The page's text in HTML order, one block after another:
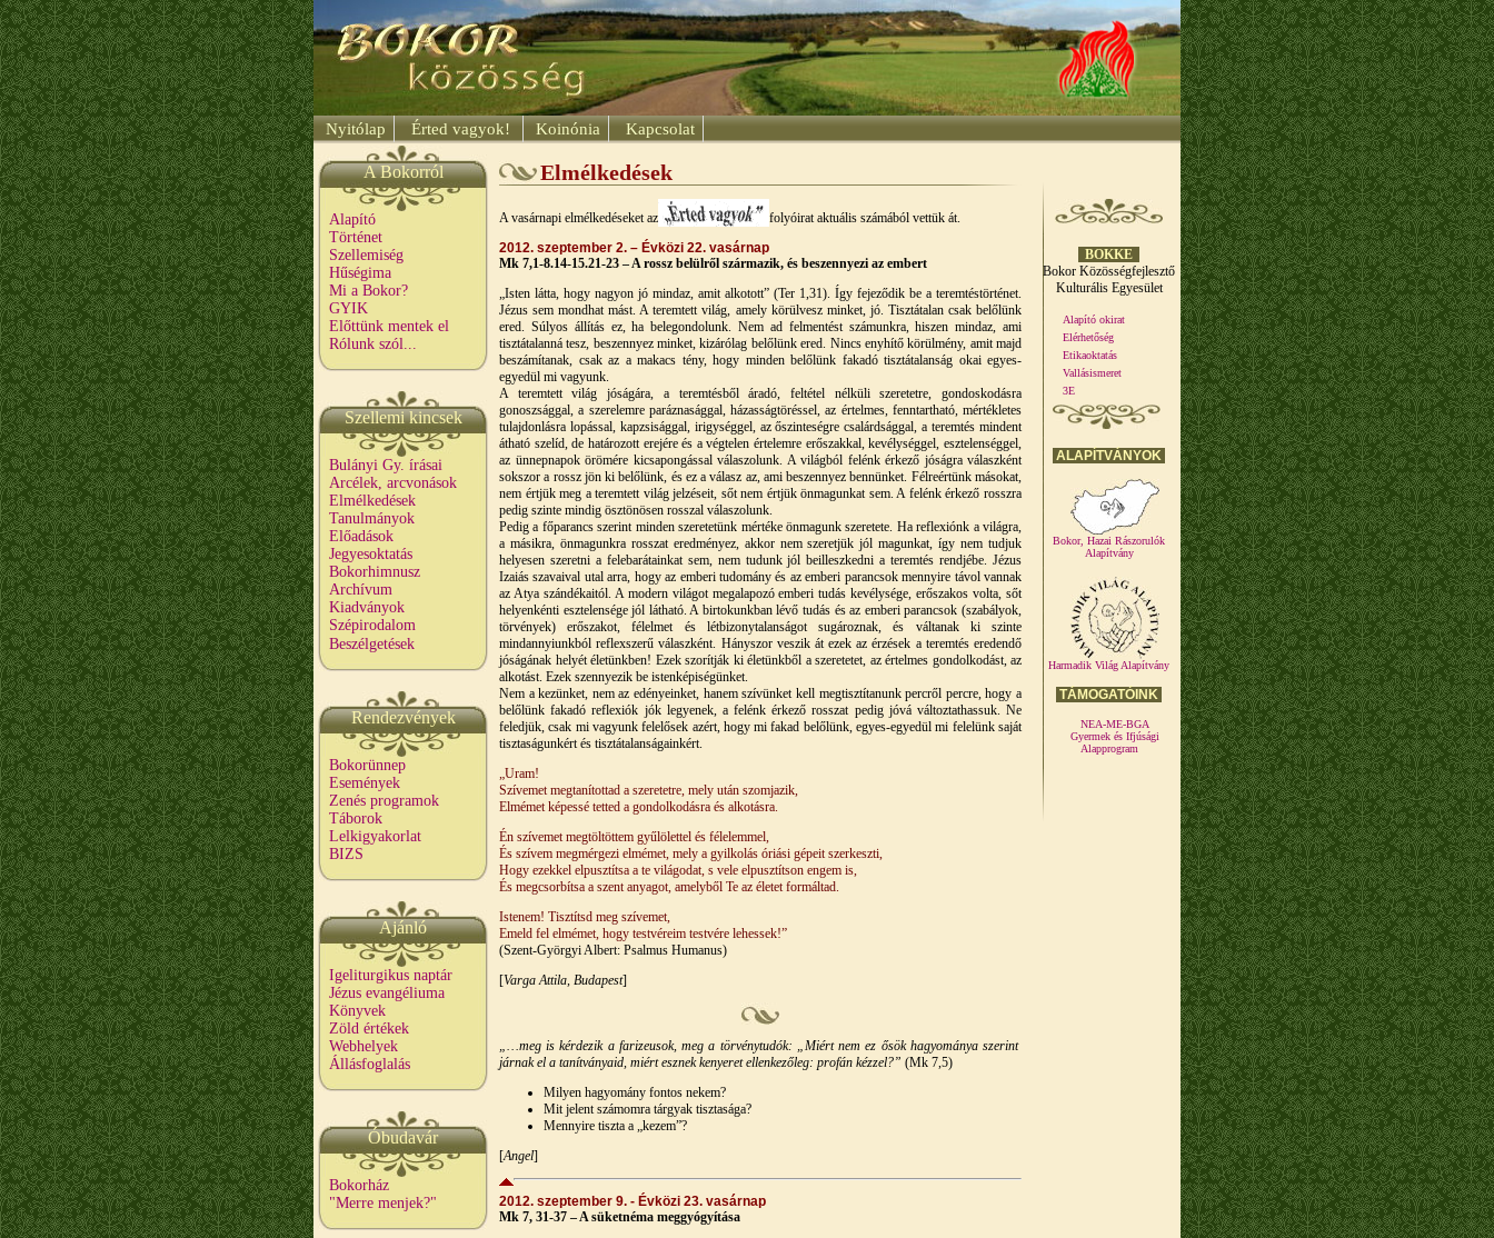
Nyitólap Érted vagyok! Koinónia Kapcsolat
A Bokorról
Alapító
Történet
Szellemiség
Hűségima
Mi a Bokor?
GYIK
Előttünk mentek el
Rólunk szól...
Szellemi kincsek
Bulányi Gy. írásai
Arcélek, arcvonások
Elmélkedések
Tanulmányok
Előadások
Jegyesoktatás
Bokorhimnusz
Archívum
Kiadványok
Szépirodalom
Beszélgetések
Rendezvények
Bokorünnep
Események
Zenés programok
Táborok
Lelkigyakorlat
BIZS
Ajánló
Igeliturgikus naptár
Jézus evangéliuma
Könyvek
Zöld értékek
Webhelyek
Állásfoglalás
Óbudavár
Bokorház
"Merre menjek?"
Elmélkedések
A vasárnapi elmélkedéseket az
folyóirat aktuális számából vettük át.
2012. szeptember 2. – Évközi 22. vasárnap
Mk 7,1-8.14-15.21-23 – A rossz belülről származik, és beszennyezi az embert
„Isten látta, hogy nagyon jó mindaz, amit alkotott” (Ter 1,31). Így fejeződik be a teremtéstörténet.
Jézus sem mondhat mást. A teremtett világ, amely körülvesz minket, jó. Tisztátalan csak belőlünk
ered. Súlyos állítás ez, ha belegondolunk. Nem ad felmentést számunkra, hiszen mindaz, ami
tisztátalanná tesz, beszennyez minket, kizárólag belőlünk ered. Nincs enyhítő körülmény, amit majd
beszámítanak, csak az a makacs tény, hogy minden belőlünk fakadó tisztátalanság okai egyes-
egyedül mi vagyunk.
A teremtett világ jóságára, a teremtésből áradó, feltétel nélküli szeretetre, gondoskodásra
gonoszsággal, a szerelemre paráznasággal, házasságtöréssel, az értelmes, fenntartható, mértékletes
tulajdonlásra lopással, kapzsisággal, irigységgel, az őszinteségre csalárdsággal, a teremtés mindent
átható szelíd, de határozott erejére és a végtelen értelemre erőszakkal, kevélységgel, esztelenséggel,
az ünnepnapok örömére kicsapongással válaszolunk. A világból felénk érkező jóságra válaszként
sokszor a rossz jön ki belőlünk, és ez a válasz az, ami beszennyez bennünket. Félreértünk másokat,
nem értjük meg a teremtett világ jelzéseit, sőt nem értjük önmagunkat sem. A felénk érkező rosszra
pedig szinte mindig ösztönösen rosszal válaszolunk.
Pedig a főparancs szerint minden szeretetünk mértéke önmagunk szeretete. Ha reflexiónk a világra,
a másikra, önmagunkra rosszat eredményez, akkor nem szeretjük jól magunkat, így nem tudjuk
helyesen szeretni a felebarátainkat sem, nem tudunk jól beilleszkedni a teremtés rendjébe. Jézus
Izaiás szavaival utal arra, hogy az emberi tudomány és az emberi parancsok mennyire távol vannak
az Atya szándékaitól. A modern világot megalapozó emberi tudás kevélysége, erőszakos volta, sőt
helyenkénti esztelensége jól látható. A birtokunkban lévő tudás és az emberi parancsok (szabályok,
törvények) erőszakot, félelmet és létbizonytalanságot sugároznak, és váltanak ki szinte
mindannyiunkból reflexszerű válaszként. Hányszor veszik át ezek az érzések a teremtés eredendő
jóságának helyét életünkben! Ezek szorítják ki életünkből a szeretetet, az értelmes gondolkodást, az
alkotást. Ezek szennyezik be istenképiségünket.
Nem a kezünket, nem az edényeinket, hanem szívünket kell megtisztítanunk percről percre, hogy a
belőlünk fakadó reflexiók jók legyenek, a felénk érkező rosszat pedig jóvá változtathassuk. Ne
feledjük, csak mi vagyunk felelősek azért, hogy mi fakad belőlünk, egyes-egyedül mi felelünk saját
tisztaságunkért és tisztátalanságainkért.
„Uram!
Szívemet megtanítottad a szeretetre, mely után szomjazik,
Elmémet képessé tetted a gondolkodásra és alkotásra.
Én szívemet megtöltöttem gyűlölettel és félelemmel,
És szívem megmérgezi elmémet, mely a gyilkolás óriási gépeit szerkeszti,
Hogy ezekkel elpusztítsa a te világodat, s vele elpusztítson engem is,
És megcsorbítsa a szent anyagot, amelyből Te az életet formáltad.
Istenem! Tisztítsd meg szívemet,
Emeld fel elmémet, hogy testvéreim testvére lehessek!”
(Szent-Györgyi Albert: Psalmus Humanus)
[Varga Attila, Budapest]
„…meg is kérdezik a farizeusok, meg a törvénytudók: „Miért nem ez ősök hagyománya szerint
járnak el a tanítványaid, miért esznek kenyeret ellenkezőleg: profán kézzel?” (Mk 7,5)
Milyen hagyomány fontos nekem?
Mit jelent számomra tárgyak tisztasága?
Mennyire tiszta a „kezem”?
[Angel]
2012. szeptember 9. - Évközi 23. vasárnap
Mk 7, 31-37 – A süketnéma meggyógyítása
BOKKE
Bokor Közösségfejlesztő
Kulturális Egyesület
Alapító okirat
Elérhetőség
Etikaoktatás
Vallásismeret
3E
ALAPÍTVÁNYOK
Bokor, Hazai Rászorulók
Alapítvány
Harmadik Világ Alapítvány
TÁMOGATÓINK
NEA-ME-BGA
Gyermek és Ifjúsági
Alapprogram